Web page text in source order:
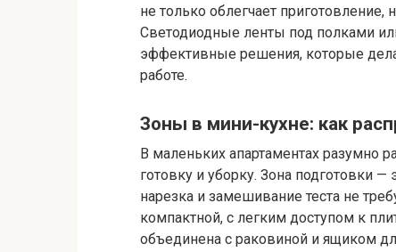
не только облегчает приготовление,
Светодиодные ленты под полками
эффективные решения, которые
работе.
Зоны в мини-кухне: как
В маленьких апартаментах разумно
готовку и уборку. Зона подготовки
нарезка и замешивание теста не
компактной, с легким доступом к
объединена с раковиной и ящиком